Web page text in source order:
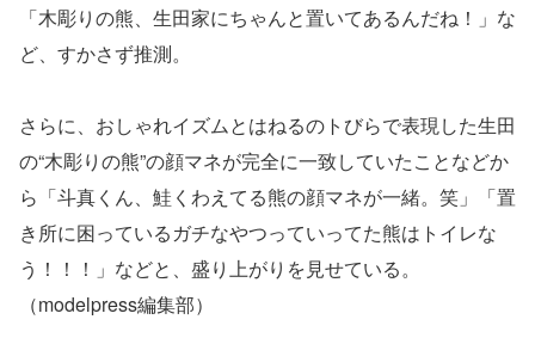
「木彫りの熊、生田家にちゃんと置いてあるんだね！」な
ど、すかさず推測。
さらに、おしゃれイズムとはねるのトびらで表現した生田
の“木彫りの熊”の顔マネが完全に一致していたことなどか
ら「斗真くん、鮭くわえてる熊の顔マネが一緒。笑」「置
き所に困っているガチなやつっていってた熊はトイレな
う！！！」などと、盛り上がりを見せている。
（modelpress編集部）